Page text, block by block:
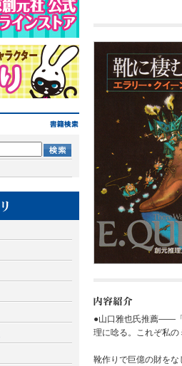
●山口雅也氏推薦――
理に唸る。これぞ私の
靴作りで巨億の財を